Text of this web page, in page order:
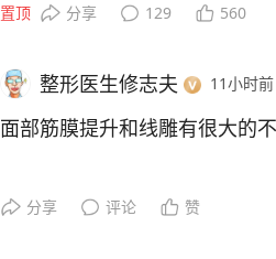
置顶 分享 129 560
整形医生修志夫 11小时前
面部筋膜提升和线雕有很大的不
对比较扁平，维持时间也比较
分享 评论 赞